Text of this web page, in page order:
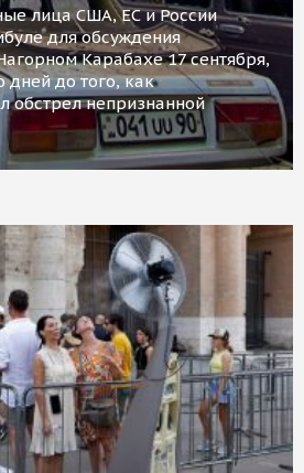
лица США, ЕС и России
для обсуждения
Карабахе 17 сентября,
дней до того, как
обстрел непризнанной